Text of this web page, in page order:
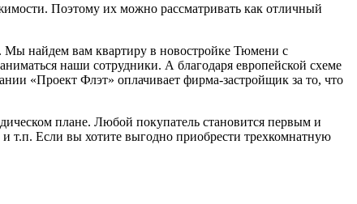
Поэтому их можно рассматривать как отличный
Мы найдем вам квартиру в новостройке Тюмени с
наши сотрудники. А благодаря европейской схеме
«Проект Флэт» оплачивает фирма-застройщик за то, что
плане. Любой покупатель становится первым и
т.п. Если вы хотите выгодно приобрести трехкомнатную